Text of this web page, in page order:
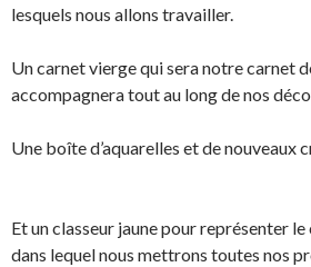
lesquels nous allons travailler.
Un carnet vierge qui sera notre carnet
accompagnera tout au long de nos
Une boîte d’aquarelles et de nouveaux
Et un classeur jaune pour représenter
dans lequel nous mettrons toutes nos